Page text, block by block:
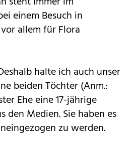
einem Besuch in
allem für Flora
halte ich auch unser
beiden Töchter (Anm.:
Ehe eine 17-jährige
den Medien. Sie haben es
zu werden.